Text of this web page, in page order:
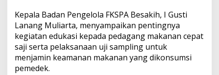
a
m
p
l
n
Kepala Badan Pengelola FKSPA Besakih, I Gusti
Lanang Muliarta, menyampaikan pentingnya
kegiatan edukasi kepada pedagang makanan cepat
saji serta pelaksanaan uji sampling untuk
menjamin keamanan makanan yang dikonsumsi
pemedek.